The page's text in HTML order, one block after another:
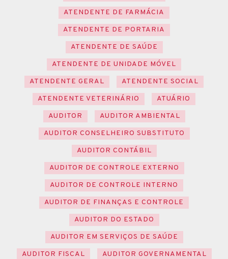
ATENDENTE DE FARMÁCIA
ATENDENTE DE PORTARIA
ATENDENTE DE SAÚDE
ATENDENTE DE UNIDADE MÓVEL
ATENDENTE GERAL
ATENDENTE SOCIAL
ATENDENTE VETERINÁRIO
ATUÁRIO
AUDITOR
AUDITOR AMBIENTAL
AUDITOR CONSELHEIRO SUBSTITUTO
AUDITOR CONTÁBIL
AUDITOR DE CONTROLE EXTERNO
AUDITOR DE CONTROLE INTERNO
AUDITOR DE FINANÇAS E CONTROLE
AUDITOR DO ESTADO
AUDITOR EM SERVIÇOS DE SAÚDE
AUDITOR FISCAL
AUDITOR GOVERNAMENTAL